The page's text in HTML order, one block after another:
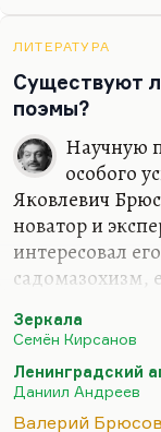
ЛИТЕРАТУРА
Существуют
поэмы?
Научную
особого
Яковлевич
новатор и
интересовал
садомазохизм,
известной
«Египетские
наброска
поэму.
Зеркала
Семён Кирсанов
Ленинградский
Даниил Андреев
Валерий Брюсов